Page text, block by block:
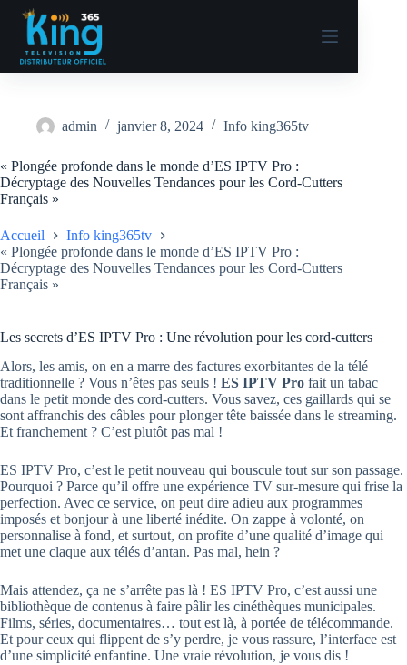
admin janvier 8, 2024 Info king365tv
« Plongée profonde dans le monde d’ES IPTV Pro :
Décryptage des Nouvelles Tendances pour les Cord-Cutters
Français »
Accueil
Info king365tv
« Plongée profonde dans le monde d’ES IPTV Pro :
Décryptage des Nouvelles Tendances pour les Cord-Cutters
Français »
Les secrets d’ES IPTV Pro : Une révolution pour les cord-cutters
Alors, les amis, on en a marre des factures exorbitantes de la télé
traditionnelle ? Vous n’êtes pas seuls ! ES IPTV Pro fait un tabac
dans le petit monde des cord-cutters. Vous savez, ces gaillards qui se
sont affranchis des câbles pour plonger tête baissée dans le streaming.
Et franchement ? C’est plutôt pas mal !
ES IPTV Pro, c’est le petit nouveau qui bouscule tout sur son passage.
Pourquoi ? Parce qu’il offre une expérience TV sur-mesure qui frise la
perfection. Avec ce service, on peut dire adieu aux programmes
imposés et bonjour à une liberté inédite. On zappe à volonté, on
personnalise à fond, et surtout, on profite d’une qualité d’image qui
met une claque aux télés d’antan. Pas mal, hein ?
Mais attendez, ça ne s’arrête pas là ! ES IPTV Pro, c’est aussi une
bibliothèque de contenus à faire pâlir les cinéthèques municipales.
Films, séries, documentaires… tout est là, à portée de télécommande.
Et pour ceux qui flippent de s’y perdre, je vous rassure, l’interface est
d’une simplicité enfantine. Une vraie révolution, je vous dis !